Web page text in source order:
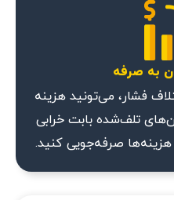
به صرفه
فشار، می‌تونید هزینه
تلف‌شده بابت خرابی
صرفه‌جویی کنید.